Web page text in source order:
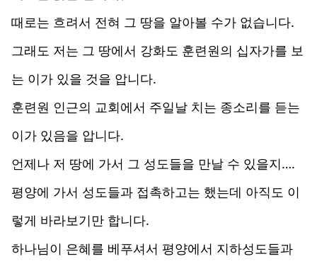
때로는 흐려서 전혀 그 땅을 알아볼 수가 없습니다.
그래도 저는 그 땅에서 강화도 훈련원의 십자가를 보
는 이가 있을 것을 압니다.
훈련원 인근의 교회에서 주일날 치는 종소리를 듣는
이가 있음을 압니다.
언제나 저 땅에 가서 그 성도들을 만날 수 있을지….
평양에 가서 성도들과 접촉하고는 했는데 아직도 이
렇게 바라보기만 합니다.
하나님이 은혜를 베푸셔서 평양에서 지하성도들과